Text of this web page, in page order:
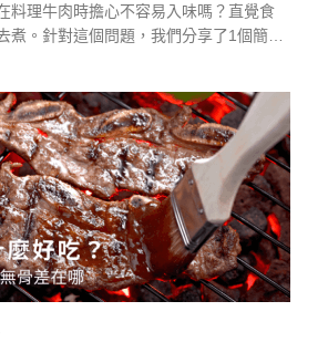
料理牛肉時擔心不容易入味嗎？直覺食
煮。針對這個問題，我們分享了1個簡單